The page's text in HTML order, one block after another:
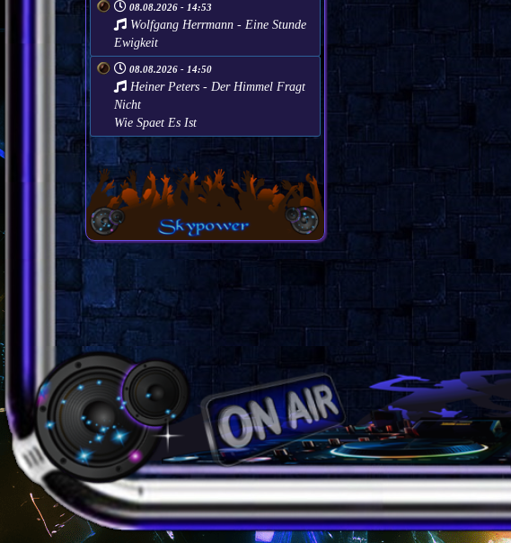
08.08.2026 - 14:53
Wolfgang Herrmann - Eine Stunde
Ewigkeit
08.08.2026 - 14:50
Heiner Peters - Der Himmel Fragt
Nicht
Wie Spaet Es Ist